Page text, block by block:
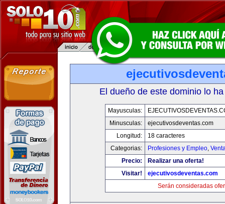
El dueño de este dominio lo
Mayusculas:
Minusculas:
ejecutivosdeventas.com
Longitud:
18 caracteres
Categorias:
Profesiones y Empleo,
Precio:
Realizar una oferta!
Visitar!
ejecutivosdeventas.com
Serán consideradas